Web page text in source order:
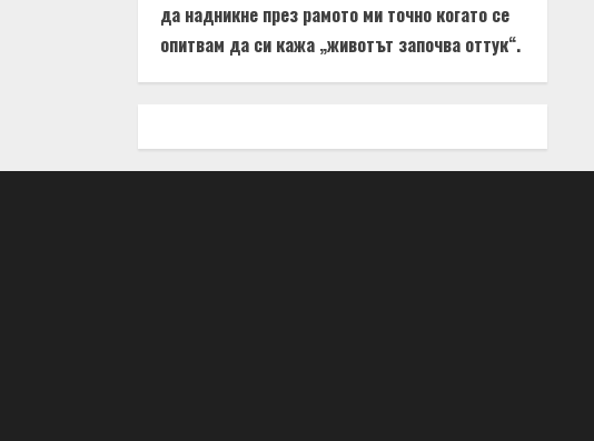
да надникне през рамото ми точно когато се
опитвам да си кажа „животът започва оттук“.